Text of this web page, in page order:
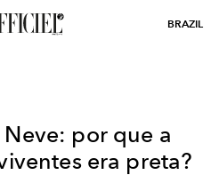
BRAZIL
por que a
era preta?